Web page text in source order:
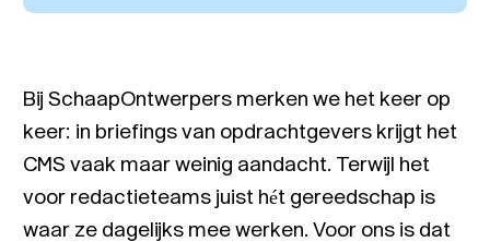
Bij SchaapOntwerpers merken we het keer op
keer: in briefings van opdrachtgevers krijgt het
CMS vaak maar weinig aandacht. Terwijl het
voor redactieteams juist hét gereedschap is
waar ze dagelijks mee werken. Voor ons is dat